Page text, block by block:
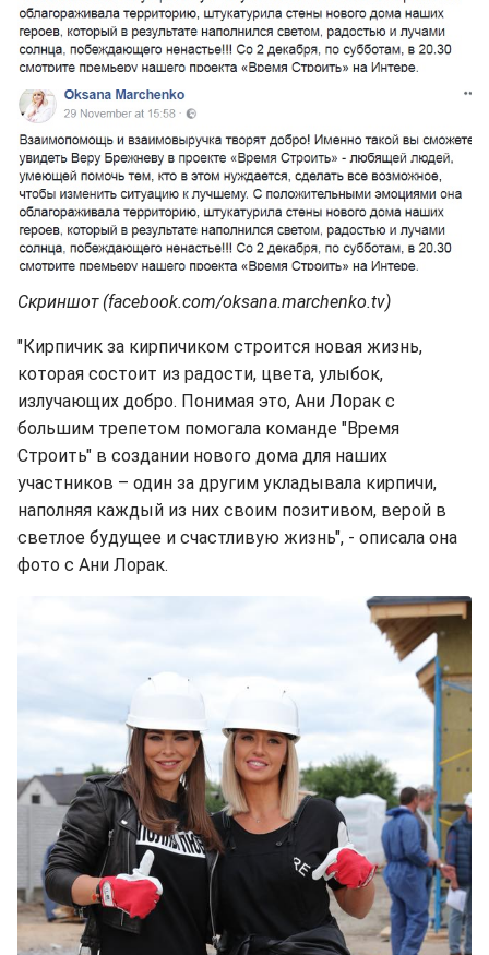
Скриншот (facebook.com/oksana.marchenko.tv)
"Кирпичик за кирпичиком строится новая жизнь,
которая состоит из радости, цвета, улыбок,
излучающих добро. Понимая это, Ани Лорак с
большим трепетом помогала команде "Время
Строить" в создании нового дома для наших
участников – один за другим укладывала кирпичи,
наполняя каждый из них своим позитивом, верой в
светлое будущее и счастливую жизнь", - описала она
фото с Ани Лорак.